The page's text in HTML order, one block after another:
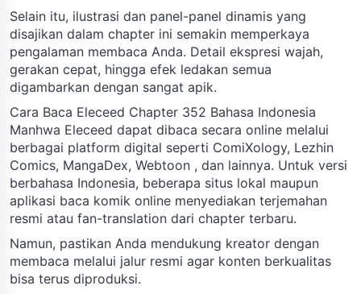
Selain itu, ilustrasi dan panel-panel dinamis yang
disajikan dalam chapter ini semakin memperkaya
pengalaman membaca Anda. Detail ekspresi wajah,
gerakan cepat, hingga efek ledakan semua
digambarkan dengan sangat apik.
Cara Baca Eleceed Chapter 352 Bahasa Indonesia
Manhwa Eleceed dapat dibaca secara online melalui
berbagai platform digital seperti ComiXology, Lezhin
Comics, MangaDex, Webtoon , dan lainnya. Untuk versi
berbahasa Indonesia, beberapa situs lokal maupun
aplikasi baca komik online menyediakan terjemahan
resmi atau fan-translation dari chapter terbaru.
Namun, pastikan Anda mendukung kreator dengan
membaca melalui jalur resmi agar konten berkualitas
bisa terus diproduksi.